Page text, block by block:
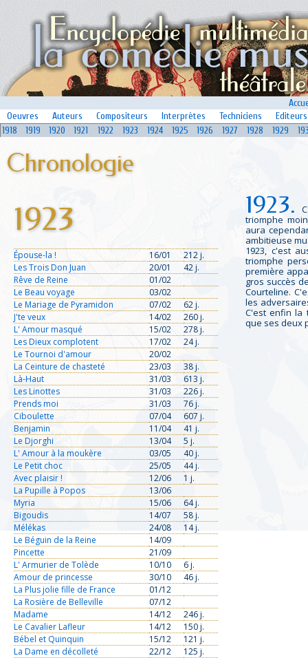
Oeuvres
Auteurs Compositeurs Interprètes Techniciens
Editeurs
1918
1919 1920 1921 1922 1923 1924 1925 1926 1927 1928 1929
Chronologie
1923
Épouse-la ! 16/01
212 j.
Les Trois Don Juan
20/01
42 j.
Rêve de Reine
01/02
Le Beau voyage
03/02
Le Mariage de Pyramidon
07/02
62 j.
J'te veux
14/02
260 j.
L' Amour masqué
15/02
278 j.
Les Dieux complotent
17/02
24 j.
Le Tournoi d'amour
20/02
La Ceinture de chasteté
23/03
38 j.
Là-Haut
31/03
613 j.
Les Linottes
31/03
226 j.
Prends moi
31/03
76 j.
Ciboulette
07/04
607 j.
Benjamin
11/04
41 j.
Le Djorghi
13/04
5 j.
L' Amour à la moukère
03/05
40 j.
Le Petit choc
25/05
44 j.
Avec plaisir !
12/06
1 j.
La Pupille à Popos
13/06
Myria
15/06
64 j.
Bigoudis
14/07
58 j.
Mélékas
24/08
14 j.
Le Béguin de la Reine
14/09
Pincette
21/09
L' Armurier de Tolède
10/10
6 j.
Amour de princesse
30/10
46 j.
La Plus jolie fille de France
01/12
La Rosière de Belleville
07/12
Madame
14/12
246 j.
Le Cavalier Lafleur
14/12
150 j.
Bébel et Quinquin
15/12
121 j.
La Dame en décolleté
22/12 125 j.
1923.
triomphe
aura
ambitieuse
1923, c'est
triomphe
première
gros succès
Courteline.
les
C'est enfin la
que ses deux